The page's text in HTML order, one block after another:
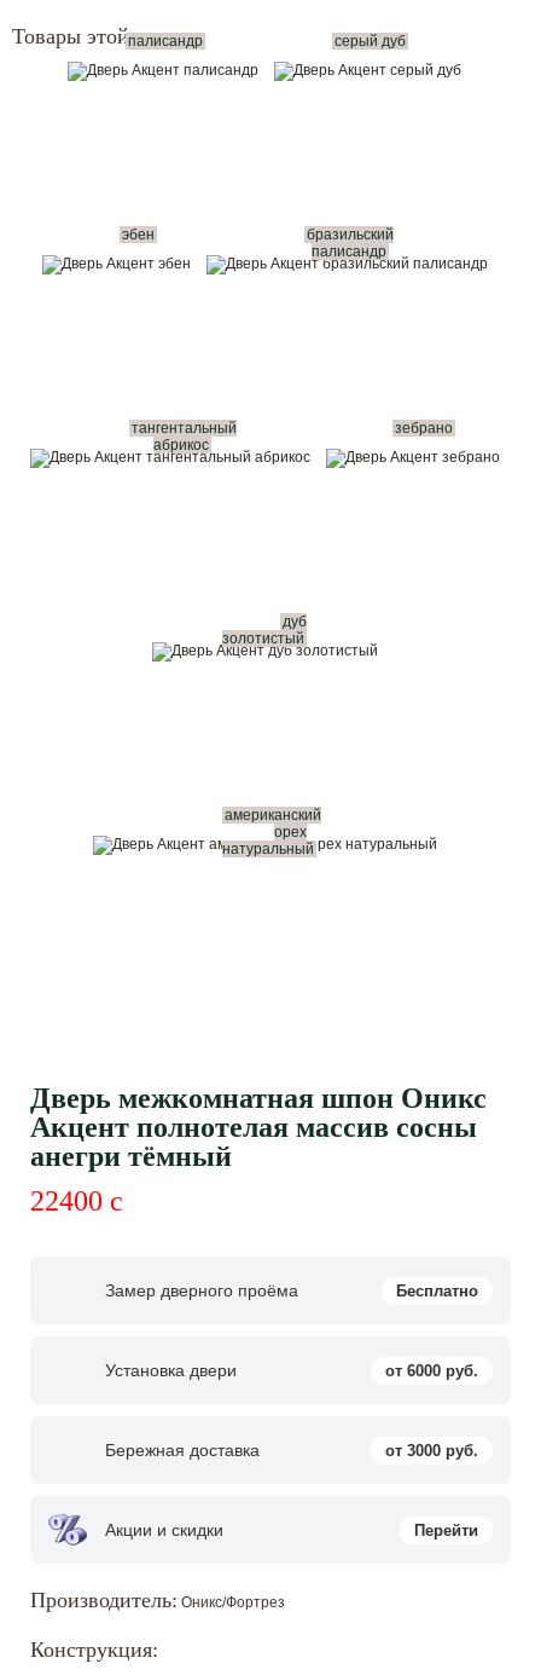
Товары этой серии:
палисандр серый дуб
эбен
бразильский
палисандр
тангентальный
абрикос
зебрано
дуб
золотистый
американский
орех
натуральный
Дверь межкомнатная шпон Оникс
Акцент полнотелая массив сосны
анегри тёмный
22400 c
Замер дверного проёма Бесплатно
Установка двери от 6000 руб.
Бережная доставка от 3000 руб.
Акции и скидки Перейти
Производитель: Оникс/Фортрез
Конструкция: